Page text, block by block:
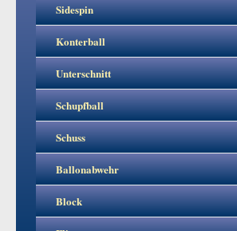
Sidespin
Konterball
Unterschnitt
Schupfball
Schuss
Ballonabwehr
Block